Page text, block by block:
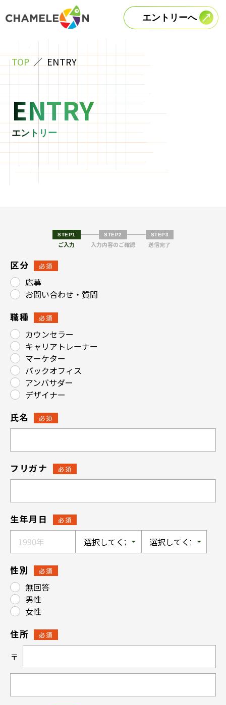
エントリーへ
TOP ENTRY
ENTRY
エントリー
STEP1
ご入力
STEP2
入力内容のご確認
STEP3
送信完了
区分 必須
応募
お問い合わせ・質問
職種 必須
カウンセラー
キャリアトレーナー
マーケター
バックオフィス
アンバサダー
デザイナー
氏名 必須
フリガナ 必須
生年月日 必須
性別 必須
無回答
男性
女性
住所 必須
〒